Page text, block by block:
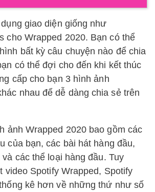
giao diện giống như
cho Wrapped 2020. Bạn có thể
bất kỳ câu chuyện nào để chia
có thể đợi cho đến khi kết thúc
cấp cho bạn 3 hình ảnh
nhau để dễ dàng chia sẻ trên
ảnh Wrapped 2020 bao gồm các
của bạn, các bài hát hàng đầu,
các thể loại hàng đầu. Tuy
video Spotify Wrapped, Spotify
kê hơn về những thứ như số